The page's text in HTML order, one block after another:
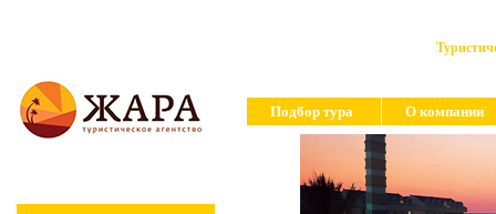
Подбор тура О компании